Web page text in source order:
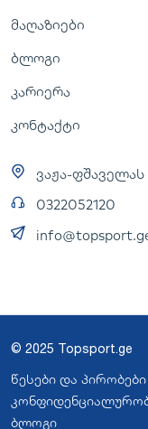
მაღაზიები
ბლოგი
კარიერა
კონტაქტი
ვაჟა-
0322052120
© 2025 Topsport.ge
წესები და პირობები
ბლოგი